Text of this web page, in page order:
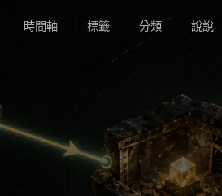
時間軸 標籤 分類 說說